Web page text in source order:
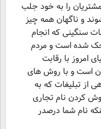
مشتریان را به خود جلب
و ناگهان همه چیز
سنگینی که انجام
حک شده است و مردم
امروز با رقابت
است و با روش های
از تبلیغات که به
کردن نام تجاری
نام شما درصدر